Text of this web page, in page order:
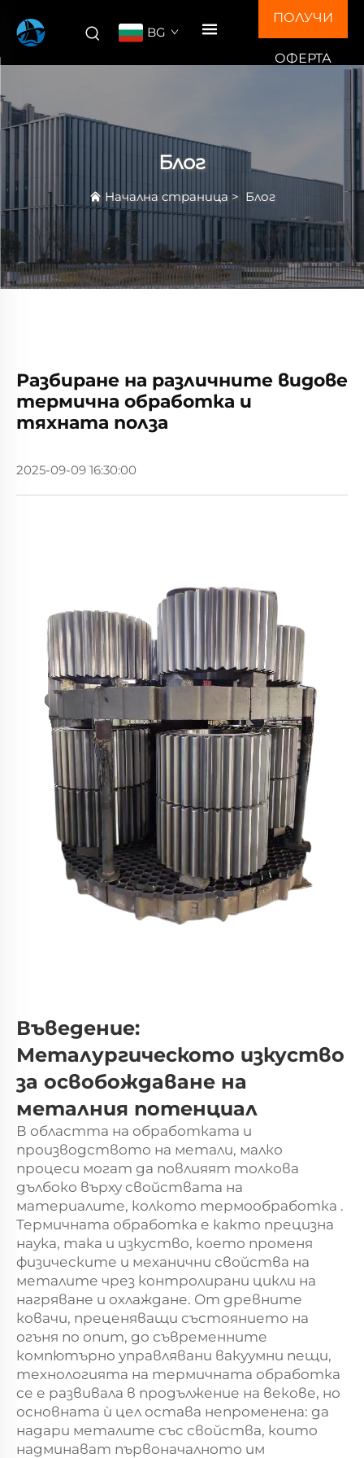
BG
ПОЛУЧИ
ОФЕРТА
Блог
Начална страница > Блог
Разбиране на различните видове
термична обработка и
тяхната полза
2025-09-09 16:30:00
Въведение:
Металургическото изкуство
за освобождаване на
металния потенциал
В областта на обработката и
производството на метали, малко
процеси могат да повлияят толкова
дълбоко върху свойствата на
материалите, колкото термообработка .
Термичната обработка е както прецизна
наука, така и изкуство, което променя
физическите и механични свойства на
металите чрез контролирани цикли на
нагряване и охлаждане. От древните
ковачи, преценяващи състоянието на
огъня по опит, до съвременните
компютърно управлявани вакуумни пещи,
технологията на термичната обработка
се е развивала в продължение на векове, но
основната ѝ цел остава непроменена: да
надари металите със свойства, които
надминават първоначалното им